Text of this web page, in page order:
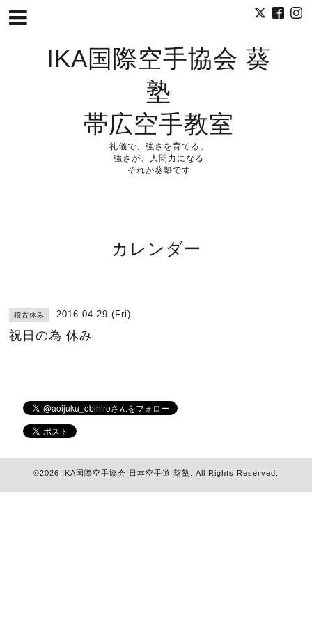
IKA国際空手協会 葵
塾
帯広空手教室
礼儀で、強さを育てる。
強さが、人間力になる
それが葵塾です
カレンダー
稽古休み 2016-04-29 (Fri)
祝日の為 休み
©2026 IKA国際空手協会 日本空手道 葵塾 . All Rights Reserved.